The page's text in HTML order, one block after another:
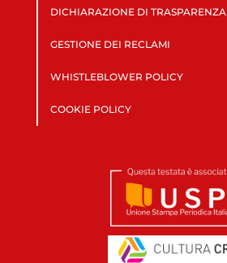
DICHIARAZIONE DI TRASPARENZA
GESTIONE DEI RECLAMI
WHISTLEBLOWER POLICY
COOKIE POLICY